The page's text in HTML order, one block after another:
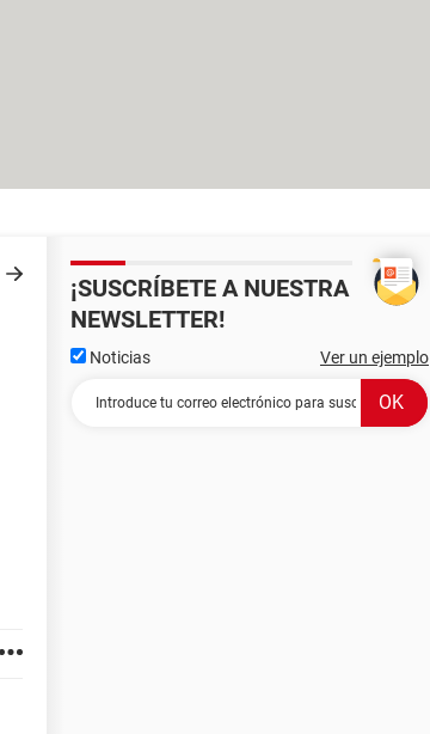
¡SUSCRÍBETE A NUESTRA
NEWSLETTER!
Noticias Ver un ejemplo